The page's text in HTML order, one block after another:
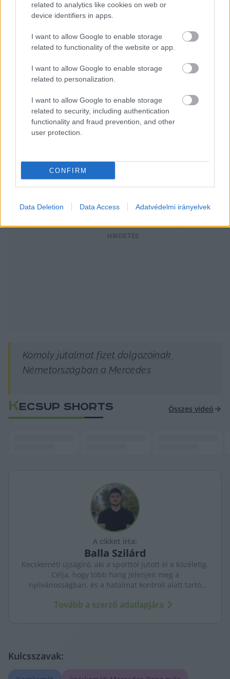
related to analytics like cookies on web or
device identifiers in apps.
I want to allow Google to enable storage
related to functionality of the website or app.
I want to allow Google to enable storage
related to personalization.
I want to allow Google to enable storage
related to security, including authentication
functionality and fraud prevention, and other
user protection.
CONFIRM
Data Deletion Data Access Adatvédelmi irányelvek
kerül bevezetésre” – áll a közleményben.
következő két évben további kettő, egyszeri
emellett pedig bevezetésre került a
cafeteria‑juttatás is (SZÉP‑kártya).
Mercedes-Benz, a vállalatnál idén sem marad el
a németországi munkavállalók számára a
bónusz kifizetése. Erről itt olvashat bővebben:
HIRDETÉS
Komoly jutalmat fizet dolgozóinak
Németországban a Mercedes
KECSUP SHORTS Összes videó
A cikket írta:
Balla Szilárd
Kecskeméti újságíró, aki a sporttól jutott el a közéletig.
Célja, hogy több hang jelenjen meg a
nyilvánosságban, és a hatalmat kontroll alatt tartó
kritikus szemmel követi.
Tovább a szerző adatlapjára
Kulcsszavak: